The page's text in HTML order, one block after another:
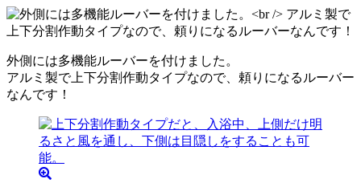
外側には多機能ルーバーを付けました。
アルミ製で上下分割作動タイプなので、頼りになるルーバー
なんです！